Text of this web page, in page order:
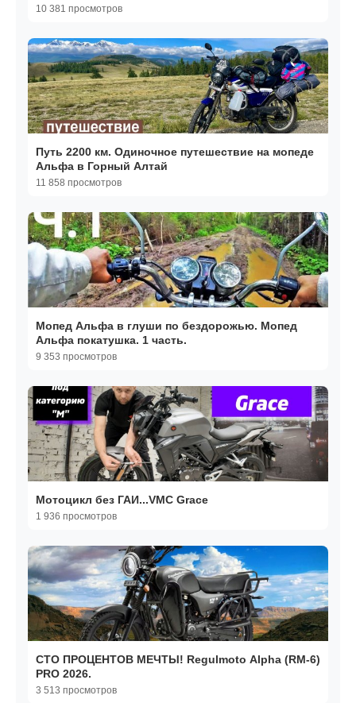
10 381 просмотров
Путь 2200 км. Одиночное путешествие на мопеде
Альфа в Горный Алтай
11 858 просмотров
Мопед Альфа в глуши по бездорожью. Мопед
Альфа покатушка. 1 часть.
9 353 просмотров
Мотоцикл без ГАИ...VMC Grace
1 936 просмотров
СТО ПРОЦЕНТОВ МЕЧТЫ! Regulmoto Alpha (RM-6)
PRO 2026.
3 513 просмотров